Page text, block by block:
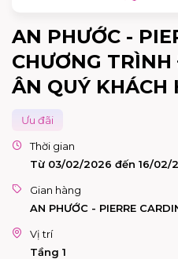
AN PHƯỚC -
CHƯƠNG
ÂN QUÝ KHÁCH
Ưu đãi
Thời gian
Từ 03/02/2026 đến 16/02/
Gian hàng
AN PHƯỚC - PIERRE
Vị trí
Tầng 1